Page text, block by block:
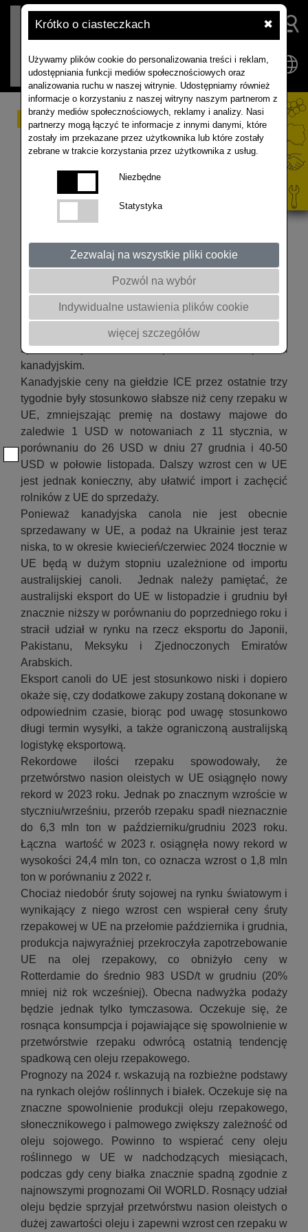
Krótko o ciasteczkach ✖
Używamy plików cookie do personalizowania treści i reklam,
udostępniania funkcji mediów społecznościowych oraz
analizowania ruchu w naszej witrynie. Udostępniamy również
informacje o korzystaniu z naszej witryny naszym partnerom z
branży mediów społecznościowych, reklamy i analizy. Nasi
partnerzy mogą łączyć te informacje z innymi danymi, które
zostały im przekazane przez użytkownika lub które zostały
zebrane w trakcie korzystania przez użytkownika z usług.
Niezbędne
Statystyka
Zezwalaj na wszystkie pliki cookie
Pozwól na wybór
Indywidualne ustawienia plików cookie
więcej szczegółów
Informacje ze
światowego rynku
rzepaku - aktualizacja
styczeń 2024
spadek importu i wzrost eksportu znacznie zmniejszyły
podaż rzepaku w UE w drugiej połowie sezonu
2023/24. Jednak niedobór nie znalazł jeszcze odbicia
w cenach rzepaku, które w ciągu ostatnich trzech
miesięcy wahały się w stosunkowo wąskim przedziale
od 420 do 450 euro. Ponadto unijny rzepak był
sprzedawany z rabatem w porównaniu z rzepakiem
kanadyjskim.
Kanadyjskie ceny na giełdzie ICE przez ostatnie trzy
tygodnie były stosunkowo słabsze niż ceny rzepaku w
UE, zmniejszając premię na dostawy majowe do
zaledwie 1 USD w notowaniach z 11 stycznia, w
porównaniu do 26 USD w dniu 27 grudnia i 40-50
USD w połowie listopada. Dalszy wzrost cen w UE
jest jednak konieczny, aby ułatwić import i zachęcić
rolników z UE do sprzedaży.
Ponieważ kanadyjska canola nie jest obecnie
sprzedawany w UE, a podaż na Ukrainie jest teraz
niska, to w okresie kwiecień/czerwiec 2024 tłocznie w
UE będą w dużym stopniu uzależnione od importu
australijskiej canoli. Jednak należy pamiętać, że
australijski eksport do UE w listopadzie i grudniu był
znacznie niższy w porównaniu do poprzedniego roku i
stracił udział w rynku na rzecz eksportu do Japonii,
Pakistanu, Meksyku i Zjednoczonych Emiratów
Arabskich.
Eksport canoli do UE jest stosunkowo niski i dopiero
okaże się, czy dodatkowe zakupy zostaną dokonane w
odpowiednim czasie, biorąc pod uwagę stosunkowo
długi termin wysyłki, a także ograniczoną australijską
logistykę eksportową.
Rekordowe ilości rzepaku spowodowały, że
przetwórstwo nasion oleistych w UE osiągnęło nowy
rekord w 2023 roku. Jednak po znacznym wzroście w
styczniu/wrześniu, przerób rzepaku spadł nieznacznie
do 6,3 mln ton w październiku/grudniu 2023 roku.
Łączna wartość w 2023 r. osiągnęła nowy rekord w
wysokości 24,4 mln ton, co oznacza wzrost o 1,8 mln
ton w porównaniu z 2022 r.
Chociaż niedobór śruty sojowej na rynku światowym i
wynikający z niego wzrost cen wspierał ceny śruty
rzepakowej w UE na przełomie października i grudnia,
produkcja najwyraźniej przekroczyła zapotrzebowanie
UE na olej rzepakowy, co obniżyło ceny w
Rotterdamie do średnio 983 USD/t w grudniu (20%
mniej niż rok wcześniej). Obecna nadwyżka podaży
będzie jednak tylko tymczasowa. Oczekuje się, że
rosnąca konsumpcja i pojawiające się spowolnienie w
przetwórstwie rzepaku odwrócą ostatnią tendencję
spadkową cen oleju rzepakowego.
Prognozy na 2024 r. wskazują na rozbieżne podstawy
na rynkach olejów roślinnych i białek. Oczekuje się na
znaczne spowolnienie produkcji oleju rzepakowego,
słonecznikowego i palmowego zwiększy zależność od
oleju sojowego. Powinno to wspierać ceny oleju
roślinnego w UE w nadchodzących miesiącach,
podczas gdy ceny białka znacznie spadną zgodnie z
najnowszymi prognozami Oil WORLD. Rosnący udział
oleju będzie sprzyjał przetwórstwu nasion oleistych o
dużej zawartości oleju i zapewni wzrost cen rzepaku w